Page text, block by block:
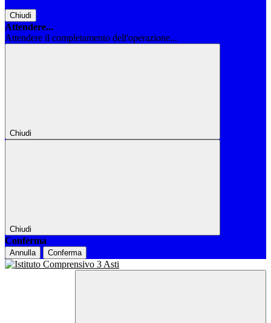
Chiudi
Attendere...
Attendere il completamento dell'operazione...
Chiudi
Chiudi
Conferma
Annulla Conferma